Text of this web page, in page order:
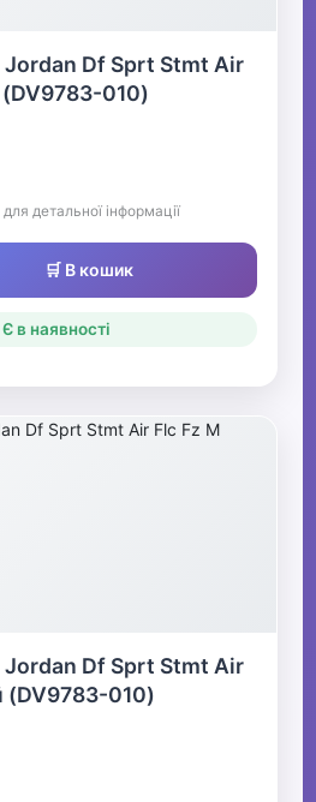
Jordan Df Sprt Stmt Air
010)
для детальної інформації
🛒 В кошик
Є в наявності
Jordan Df Sprt Stmt Air
(DV9783-010)